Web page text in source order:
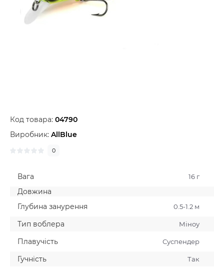
Код товара: 04790
Виробник: AllBlue
0
Вага 16 г
Довжина
Глубина занурення
0.5-1.2 м
Тип воблера Мiноу
Плавучiсть Суспендер
Гучнiсть Так